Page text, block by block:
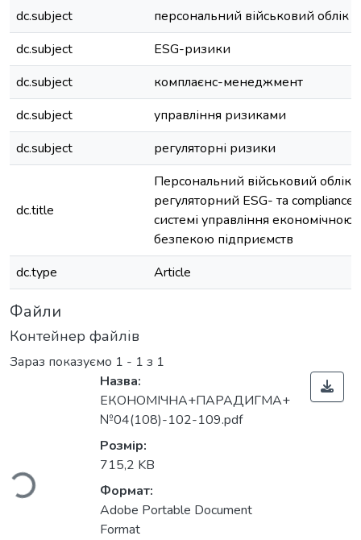
dc.subject
персональний військовий облік
dc.subject
ESG-ризики
dc.subject
комплаєнс-менеджмент
dc.subject
управління ризиками
dc.subject
регуляторні ризики
dc.title
Персональний військовий облік
регуляторний ESG- та
системі управління економічною
безпекою підприємств
dc.type
Article
Файли
Контейнер файлів
Зараз показуємо 1 - 1 з 1
Вантажиться...
Назва:
ЕКОНОМІЧНА+ПАРАДИГМА+
№04(108)-102-109.pdf
Розмір:
715,2 KB
Формат:
Adobe Portable Document
Format